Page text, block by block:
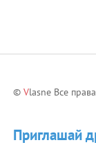
© Vlasne Все
Приглашай